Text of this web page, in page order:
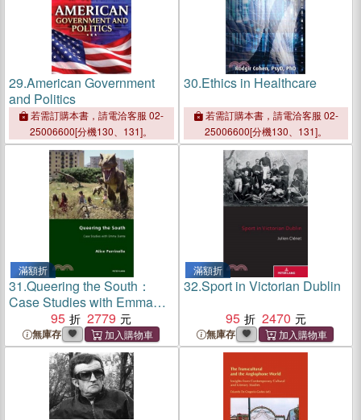
29.American Government
and Politics
若需訂購本書，請電洽客服 02-
25006600[分機130、131]。
30.Ethics in Healthcare
若需訂購本書，請電洽客服 02-
25006600[分機130、131]。
滿額折
31.Queering the South：
Case Studies with Emma
95 2779
無庫存
滿額折
32.Sport in Victorian Dublin
95
2470
無庫存